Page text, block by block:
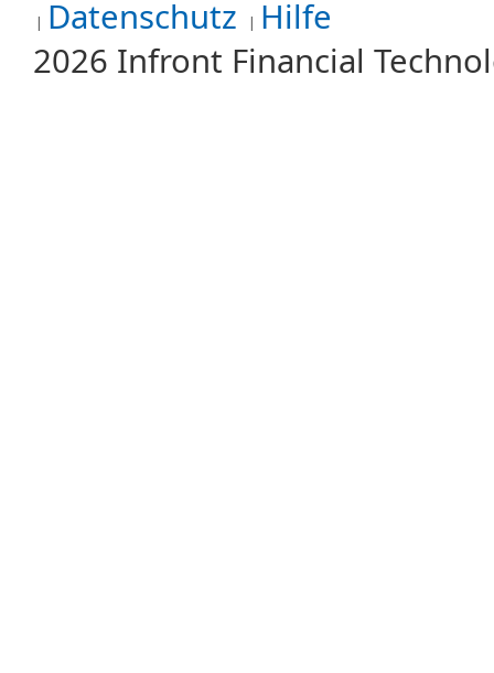
Datenschutz Hilfe
2026 Infront Financial